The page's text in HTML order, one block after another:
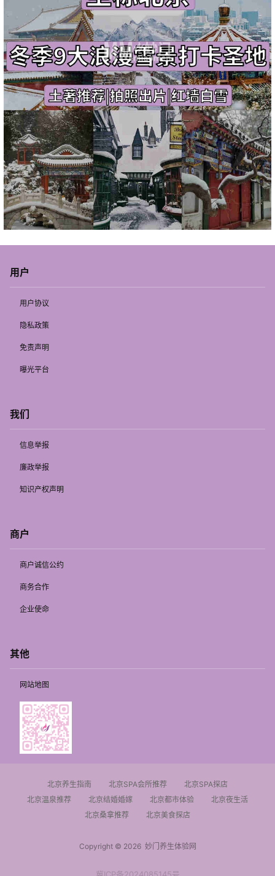
用户
用户协议
隐私政策
免责声明
曝光平台
我们
信息举报
廉政举报
知识产权声明
商户
商户诚信公约
商务合作
企业使命
其他
网站地图
北京养生指南 北京SPA会所推荐
北京SPA探店
北京温泉推荐
北京结婚婚嫁 北京都市体验
北京夜生活
北京桑拿推荐
北京美食探店
Copyright © 2026妙门养生体验网